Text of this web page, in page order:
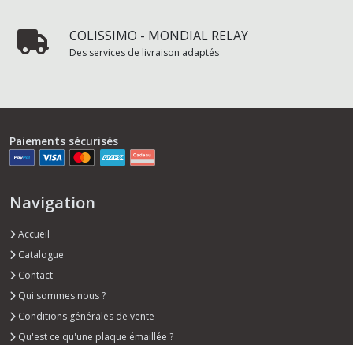
COLISSIMO - MONDIAL RELAY
Des services de livraison adaptés
Paiements sécurisés
Navigation
Accueil
Catalogue
Contact
Qui sommes nous ?
Conditions générales de vente
Qu'est ce qu'une plaque émaillée ?